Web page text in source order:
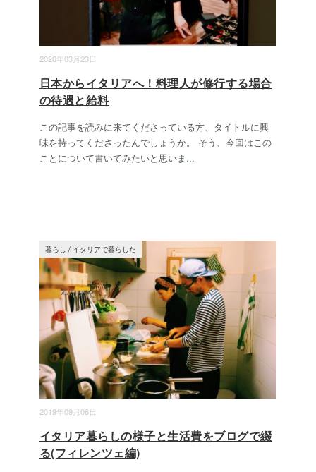
2020年03月23日
日本からイタリアへ！料理人が修行する場合
の待遇と給料
この記事を読みに来てくださっている方、タイトルに興
味を持ってくださったんでしょうか。 そう、今回はこの
ことについて書いてみたいと思いま ...
2019年09月06日
暮らし / イタリアで暮らした
イタリア暮らしの様子と生活費をブログで綴
る(フィレンツェ編)